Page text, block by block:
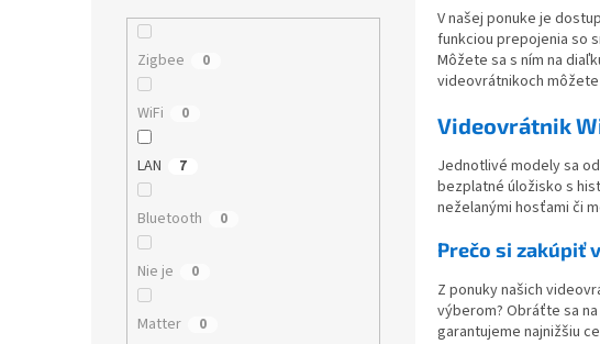
Zigbee 0
WiFi 0
LAN 7
Bluetooth 0
Nie je 0
Matter 0
V našej ponuke je
funkciou prepojenia so
Môžete sa s ním na
videovrátnikoch
Videovrátnik
Jednotlivé modely sa
bezplatné úložisko s
neželanými hosťami či
Prečo si zakúpiť
Z ponuky našich
výberom? Obráťte sa
garantujeme najnižšiu